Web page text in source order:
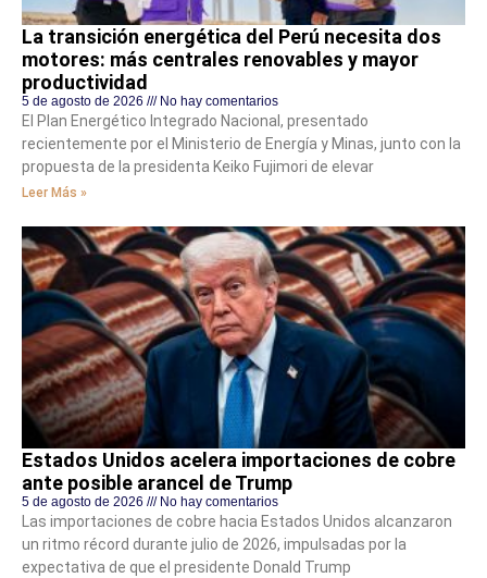
La transición energética del Perú necesita dos
motores: más centrales renovables y mayor
productividad
5 de agosto de 2026 No hay comentarios
El Plan Energético Integrado Nacional, presentado
recientemente por el Ministerio de Energía y Minas, junto con la
propuesta de la presidenta Keiko Fujimori de elevar
Leer Más »
Estados Unidos acelera importaciones de cobre
ante posible arancel de Trump
5 de agosto de 2026 No hay comentarios
Las importaciones de cobre hacia Estados Unidos alcanzaron
un ritmo récord durante julio de 2026, impulsadas por la
expectativa de que el presidente Donald Trump